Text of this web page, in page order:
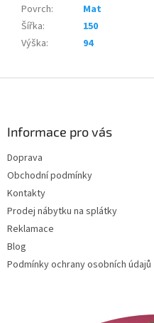
Povrch:
Mat
Šířka:
150
Výška: 94
Informace pro vás
Doprava
Obchodní podmínky
Kontakty
Prodej nábytku na splátky
Reklamace
Blog
Podmínky ochrany osobních údajů